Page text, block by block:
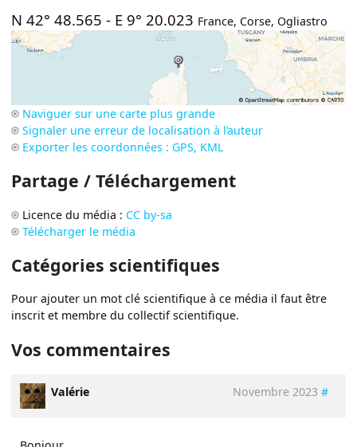
N 42° 48.565 - E 9° 20.023 France, Corse, Ogliastro
Naviguer sur une carte plus grande
Signaler une erreur de localisation à l’auteur
Exporter les coordonnées : GPS, KML
Partage / Téléchargement
Licence du média : CC by-sa
Télécharger le média
Catégories scientifiques
Pour ajouter un mot clé scientifique à ce média il faut être
inscrit et membre du collectif scientifique.
Vos commentaires
Valérie Novembre 2023 #